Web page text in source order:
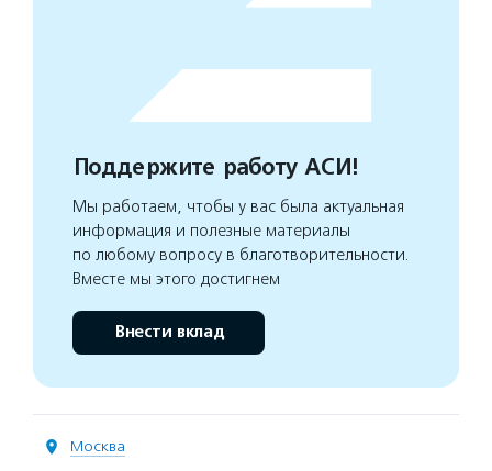
Поддержите работу АСИ!
Мы работаем, чтобы у вас была актуальная
информация и полезные материалы
по любому вопросу в благотворительности.
Вместе мы этого достигнем
Внести вклад
Москва